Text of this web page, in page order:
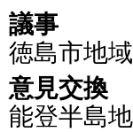
議事
徳島市地
意見交換
能登半島